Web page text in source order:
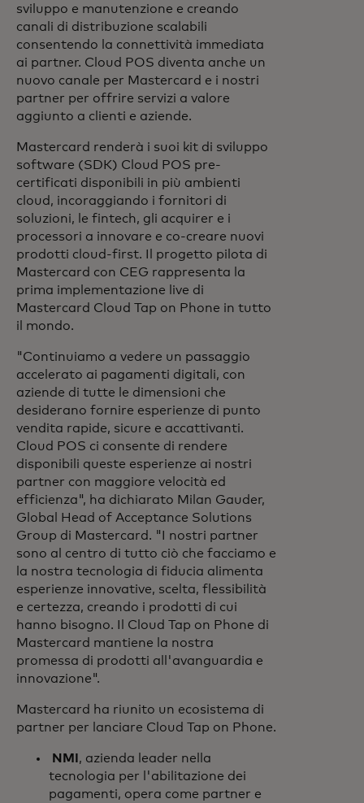
sviluppo e manutenzione e creando
canali di distribuzione scalabili
consentendo la connettività immediata
ai partner. Cloud POS diventa anche un
nuovo canale per Mastercard e i nostri
partner per offrire servizi a valore
aggiunto a clienti e aziende.
Mastercard renderà i suoi kit di sviluppo
software (SDK) Cloud POS pre-
certificati disponibili in più ambienti
cloud, incoraggiando i fornitori di
soluzioni, le fintech, gli acquirer e i
processori a innovare e co-creare nuovi
prodotti cloud-first. Il progetto pilota di
Mastercard con CEG rappresenta la
prima implementazione live di
Mastercard Cloud Tap on Phone in tutto
il mondo.
"Continuiamo a vedere un passaggio
accelerato ai pagamenti digitali, con
aziende di tutte le dimensioni che
desiderano fornire esperienze di punto
vendita rapide, sicure e accattivanti.
Cloud POS ci consente di rendere
disponibili queste esperienze ai nostri
partner con maggiore velocità ed
efficienza", ha dichiarato Milan Gauder,
Global Head of Acceptance Solutions
Group di Mastercard. "I nostri partner
sono al centro di tutto ciò che facciamo e
la nostra tecnologia di fiducia alimenta
esperienze innovative, scelta, flessibilità
e certezza, creando i prodotti di cui
hanno bisogno. Il Cloud Tap on Phone di
Mastercard mantiene la nostra
promessa di prodotti all'avanguardia e
innovazione".
Mastercard ha riunito un ecosistema di
partner per lanciare Cloud Tap on Phone.
NMI , azienda leader nella
tecnologia per l'abilitazione dei
pagamenti, opera come partner e